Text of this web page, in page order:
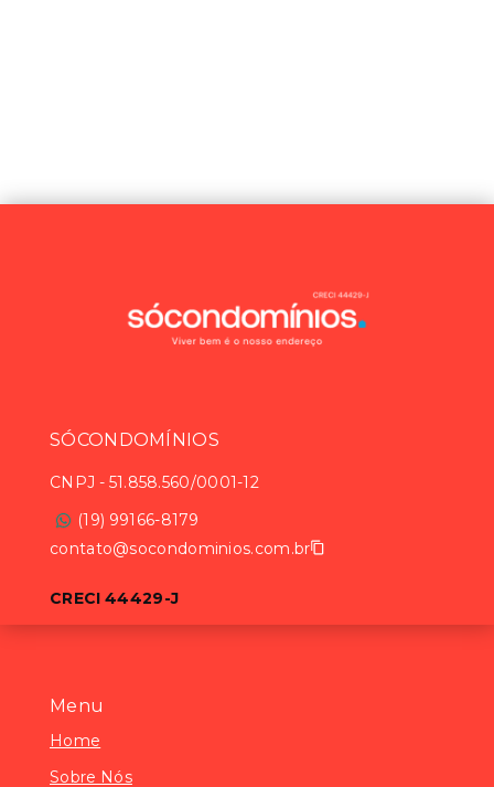
Menu
Home
Sobre Nós
SÓCONDOMÍNIOS
CNPJ - 51.858.560/0001-12
(19) 99166-8179
contato@socondominios.com.br
CRECI 44429-J